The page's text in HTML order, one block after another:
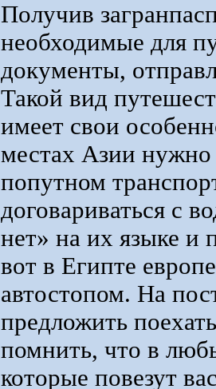
Получив
необходимые для
документы,
Такой вид
имеет свои
местах Азии нужно
попутном
договариваться с
нет» на их языке и
вот в Египте
автостопом. На
предложить
помнить, что в
которые повезут